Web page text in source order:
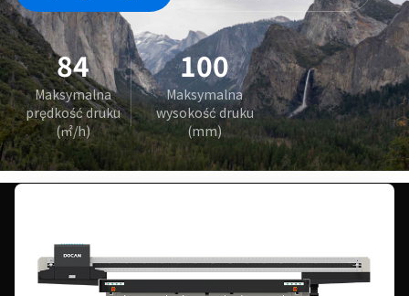
84
Maksymalna
prędkość druku
(㎡/h)
100
Maksymalna
wysokość druku
(mm)